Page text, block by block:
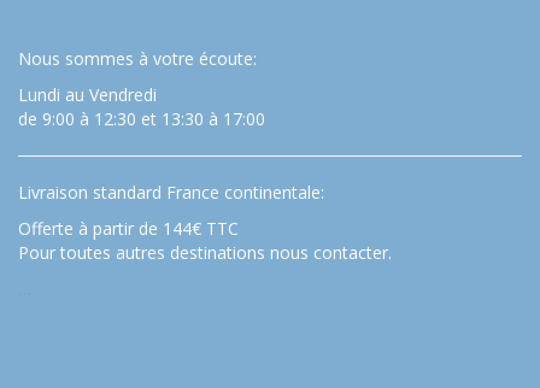
Nous sommes à votre écoute:
Lundi au Vendredi
de 9:00 à 12:30 et 13:30 à 17:00
Livraison standard France continentale:
Offerte à partir de 144€ TTC
Pour toutes autres destinations nous contacter.
…